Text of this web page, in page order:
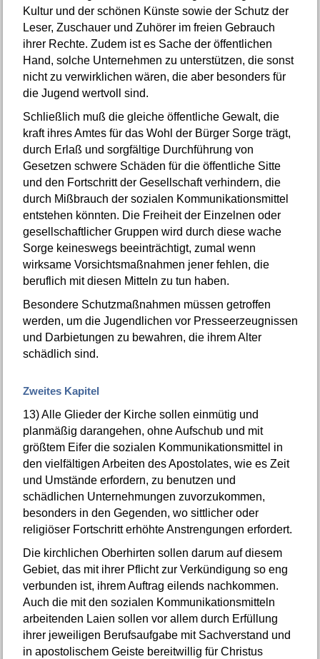
Kultur und der schönen Künste sowie der Schutz der
Leser, Zuschauer und Zuhörer im freien Gebrauch
ihrer Rechte. Zudem ist es Sache der öffentlichen
Hand, solche Unternehmen zu unterstützen, die sonst
nicht zu verwirklichen wären, die aber besonders für
die Jugend wertvoll sind.
Schließlich muß die gleiche öffentliche Gewalt, die
kraft ihres Amtes für das Wohl der Bürger Sorge trägt,
durch Erlaß und sorgfältige Durchführung von
Gesetzen schwere Schäden für die öffentliche Sitte
und den Fortschritt der Gesellschaft verhindern, die
durch Mißbrauch der sozialen Kommunikationsmittel
entstehen könnten. Die Freiheit der Einzelnen oder
gesellschaftlicher Gruppen wird durch diese wache
Sorge keineswegs beeinträchtigt, zumal wenn
wirksame Vorsichtsmaßnahmen jener fehlen, die
beruflich mit diesen Mitteln zu tun haben.
Besondere Schutzmaßnahmen müssen getroffen
werden, um die Jugendlichen vor Presseerzeugnissen
und Darbietungen zu bewahren, die ihrem Alter
schädlich sind.
Zweites Kapitel
13)Alle Glieder der Kirche sollen einmütig und
planmäßig darangehen, ohne Aufschub und mit
größtem Eifer die sozialen Kommunikationsmittel in
den vielfältigen Arbeiten des Apostolates, wie es Zeit
und Umstände erfordern, zu benutzen und
schädlichen Unternehmungen zuvorzukommen,
besonders in den Gegenden, wo sittlicher oder
religiöser Fortschritt erhöhte Anstrengungen erfordert.
Die kirchlichen Oberhirten sollen darum auf diesem
Gebiet, das mit ihrer Pflicht zur Verkündigung so eng
verbunden ist, ihrem Auftrag eilends nachkommen.
Auch die mit den sozialen Kommunikationsmitteln
arbeitenden Laien sollen vor allem durch Erfüllung
ihrer jeweiligen Berufsaufgabe mit Sachverstand und
in apostolischem Geiste bereitwillig für Christus